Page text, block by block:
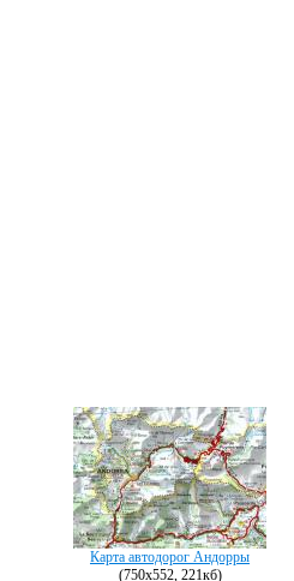
Карта автодорог Андорры
(750х552, 221кб)